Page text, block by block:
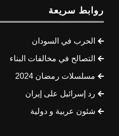
روابط سريعة
الحرب في السودان
التصالح في مخالفات البناء
مسلسلات رمضان 2024
رد إسرائيل على إيران
شئون عربية و دولية